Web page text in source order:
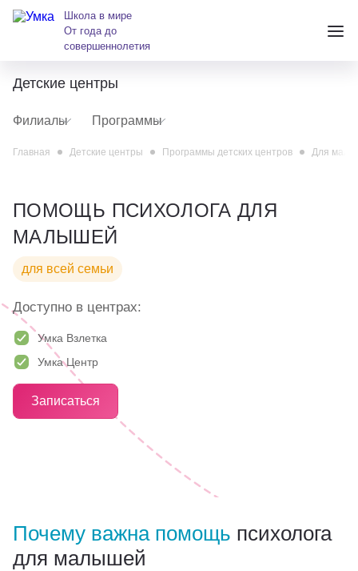
Школа в мире
От года до
совершеннолетия
Детские центры
Школы
О нас
Партнерам
andreeva@krasumka.ru
Детские центры
Филиалы Программы
Главная Детские центры Программы детских центров Для
ПОМОЩЬ ПСИХОЛОГА ДЛЯ
МАЛЫШЕЙ
для всей семьи
Доступно в центрах:
Умка Взлетка
Умка Центр
Записаться
Почему важна помощь психолога
для малышей